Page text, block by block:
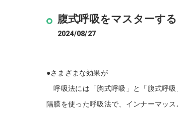
腹式呼吸をマスターする
2024/08/27
●さまざまな効果が
呼吸法には「胸式呼吸」と「腹式呼吸
隔膜を使った呼吸法で、インナーマッ